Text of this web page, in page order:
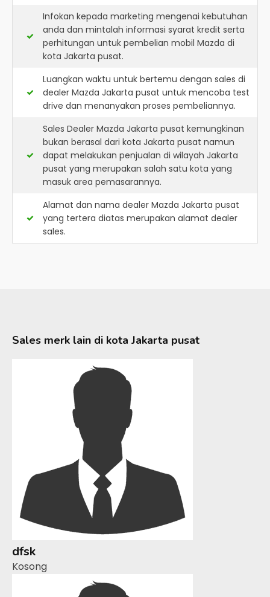
Infokan kepada marketing mengenai kebutuhan
anda dan mintalah informasi syarat kredit serta
perhitungan untuk pembelian mobil Mazda di
kota Jakarta pusat.
Luangkan waktu untuk bertemu dengan sales di
dealer Mazda Jakarta pusat untuk mencoba test
drive dan menanyakan proses pembeliannya.
Sales Dealer Mazda Jakarta pusat kemungkinan
bukan berasal dari kota Jakarta pusat namun
dapat melakukan penjualan di wilayah Jakarta
pusat yang merupakan salah satu kota yang
masuk area pemasarannya.
Alamat dan nama dealer Mazda Jakarta pusat
yang tertera diatas merupakan alamat dealer
sales.
Sales merk lain di kota Jakarta pusat
dfsk
Kosong